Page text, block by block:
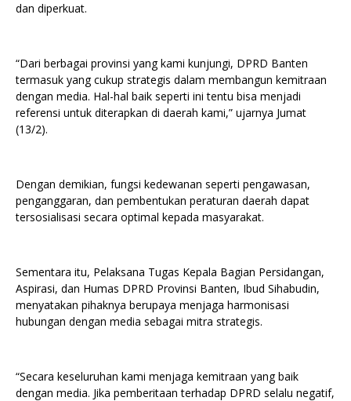
dan diperkuat.
“Dari berbagai provinsi yang kami kunjungi, DPRD Banten
termasuk yang cukup strategis dalam membangun kemitraan
dengan media. Hal-hal baik seperti ini tentu bisa menjadi
referensi untuk diterapkan di daerah kami,” ujarnya Jumat
(13/2).
Dengan demikian, fungsi kedewanan seperti pengawasan,
penganggaran, dan pembentukan peraturan daerah dapat
tersosialisasi secara optimal kepada masyarakat.
Sementara itu, Pelaksana Tugas Kepala Bagian Persidangan,
Aspirasi, dan Humas DPRD Provinsi Banten, Ibud Sihabudin,
menyatakan pihaknya berupaya menjaga harmonisasi
hubungan dengan media sebagai mitra strategis.
“Secara keseluruhan kami menjaga kemitraan yang baik
dengan media. Jika pemberitaan terhadap DPRD selalu negatif,